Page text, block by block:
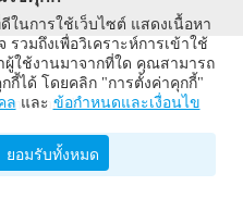
Limited
ในการใช้เว็บไซต์ แสดงเนื้อหา
วมถึงเพื่อวิเคราะห์การเข้าใช้
ผู้ใช้งานมาจากที่ใด คุณสามารถ
กี้ได้ โดยคลิก "การตั้งค่าคุกกี้"
ล และ ข้อกำหนดและเงื่อนไข
ยอมรับทั้งหมด